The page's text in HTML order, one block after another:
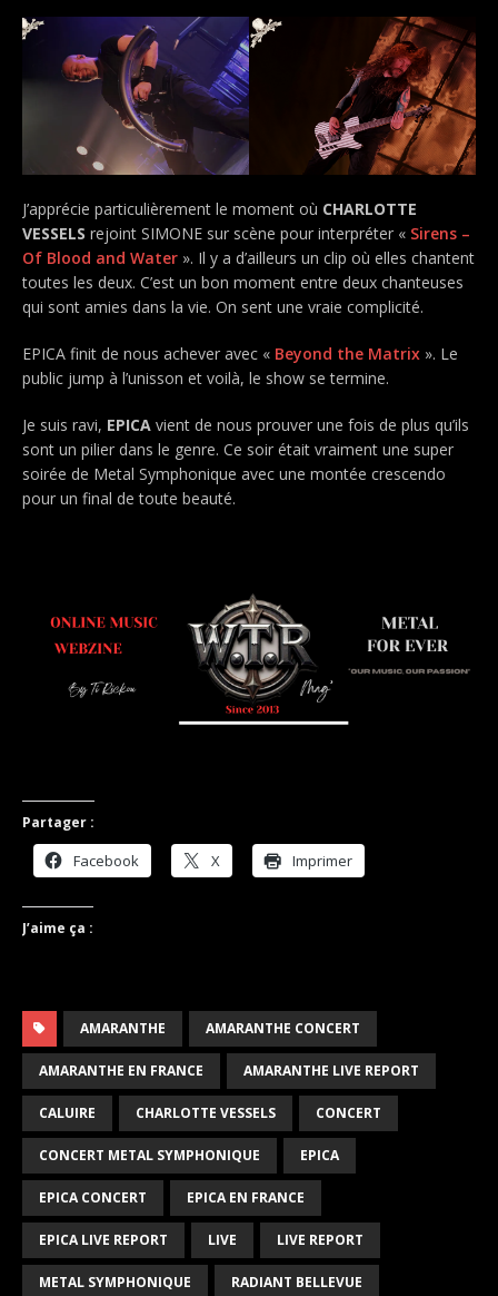
J’apprécie particulièrement le moment où CHARLOTTE
VESSELS rejoint SIMONE sur scène pour interpréter « Sirens –
Of Blood and Water ». Il y a d’ailleurs un clip où elles chantent
toutes les deux. C’est un bon moment entre deux chanteuses
qui sont amies dans la vie. On sent une vraie complicité.
EPICA finit de nous achever avec « Beyond the Matrix ». Le
public jump à l’unisson et voilà, le show se termine.
Je suis ravi, EPICA vient de nous prouver une fois de plus qu’ils
sont un pilier dans le genre. Ce soir était vraiment une super
soirée de Metal Symphonique avec une montée crescendo
pour un final de toute beauté.
Partager :
Facebook X Imprimer
J’aime ça :
AMARANTHE AMARANTHE CONCERT
AMARANTHE EN FRANCE AMARANTHE LIVE REPORT
CALUIRE CHARLOTTE VESSELS CONCERT
CONCERT METAL SYMPHONIQUE EPICA
EPICA CONCERT EPICA EN FRANCE
EPICA LIVE REPORT LIVE LIVE REPORT
METAL SYMPHONIQUE RADIANT BELLEVUE